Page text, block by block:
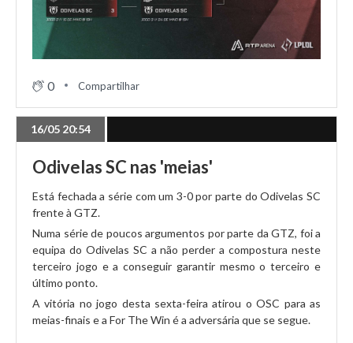
0 Compartilhar
16/05 20:54
Odivelas SC nas 'meias'
Está fechada a série com um 3-0 por parte do Odivelas SC
frente à GTZ.
Numa série de poucos argumentos por parte da GTZ, foi a
equipa do Odivelas SC a não perder a compostura neste
terceiro jogo e a conseguir garantir mesmo o terceiro e
último ponto.
A vitória no jogo desta sexta-feira atirou o OSC para as
meias-finais e a For The Win é a adversária que se segue.